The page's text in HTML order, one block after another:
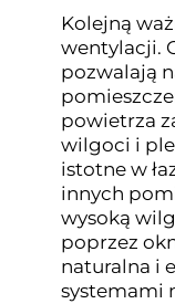
Kolejną
wentylacji.
pozwalają
powietrza
wilgoci i
istotne w
innych
wysoką
poprzez
naturalna i
systemami